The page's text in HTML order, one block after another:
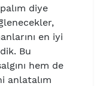
diye
en iyi
Bu
hem de
anlatalım